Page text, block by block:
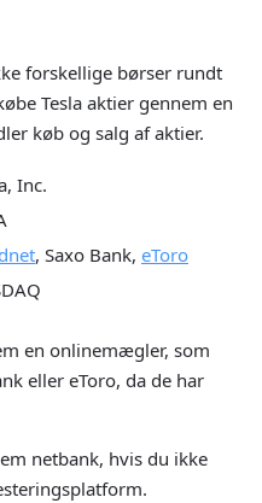
forskellige børser rundt
Tesla aktier gennem en
køb og salg af aktier.
Inc.
, Saxo Bank, eToro
en onlinemægler, som
eller eToro, da de har
netbank, hvis du ikke